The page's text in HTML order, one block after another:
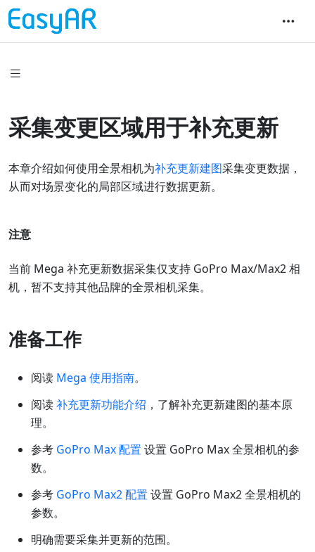
采集变更区域用于补充更新
本章介绍如何使用全景相机为补充更新建图采集变更数据，
从而对场景变化的局部区域进行数据更新。
注意
当前 Mega 补充更新数据采集仅支持 GoPro Max/Max2 相
机，暂不支持其他品牌的全景相机采集。
准备工作
阅读 Mega 使用指南。
阅读补充更新功能介绍 ，了解补充更新建图的基本原
理。
参考 GoPro Max 配置 设置 GoPro Max 全景相机的参
数。
参考 GoPro Max2 配置 设置 GoPro Max2 全景相机的
参数。
明确需要采集并更新的范围。